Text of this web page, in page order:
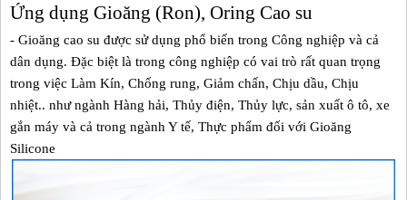
Ứng dụng Gioăng (Ron), Oring Cao su
- Gioăng cao su được sử dụng phổ biến trong Công nghiệp và cả
dân dụng. Đặc biệt là trong công nghiệp có vai trò rất quan trọng
trong việc Làm Kín, Chống rung, Giảm chấn, Chịu dầu, Chịu
nhiệt.. như ngành Hàng hải, Thủy điện, Thủy lực, sản xuất ô tô, xe
gắn máy và cả trong ngành Y tế, Thực phẩm đối với Gioăng
Silicone